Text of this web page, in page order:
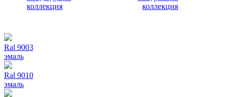
Ral 9003
эмаль
Ral 9010
эмаль